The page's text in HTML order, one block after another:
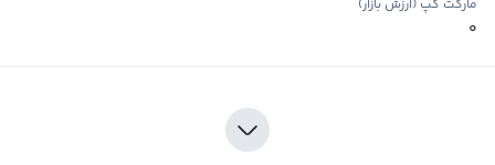
مارکت کپ (ارزش بازار)
0